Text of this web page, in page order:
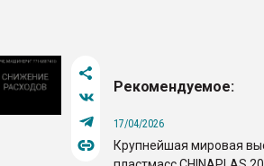
Рекомендуемое:
17/04/2026
Крупнейшая мировая